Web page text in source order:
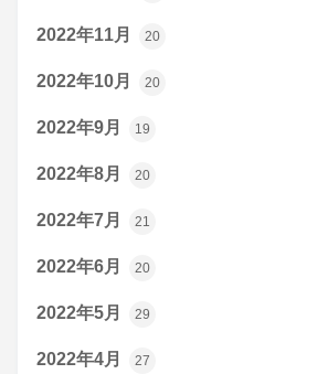
2022年11月 20
2022年10月 20
2022年9月 19
2022年8月 20
2022年7月 21
2022年6月 20
2022年5月 29
2022年4月 27